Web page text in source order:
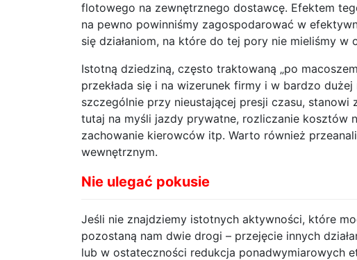
flotowego na zewnętrznego dostawcę. Efektem
na pewno powinniśmy zagospodarować w
się działaniom, na które do tej pory nie mieliśmy w
Istotną dziedziną, często traktowaną „po
przekłada się i na wizerunek firmy i w bardzo
szczególnie przy nieustającej presji czasu,
tutaj na myśli jazdy prywatne, rozliczanie kosztów
zachowanie kierowców itp. Warto również
wewnętrznym.
Nie ulegać pokusie
Jeśli nie znajdziemy istotnych aktywności, które
pozostaną nam dwie drogi – przejęcie innych
lub w ostateczności redukcja ponadwymiarowych